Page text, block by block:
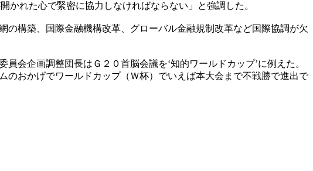
かれた心で緊密に協力しなければならない」と強調した。
の構築、国際金融機構改革、グローバル金融規制改革など国際協調が欠
会企画調整団長はＧ２０首脳会議を‘知的ワールドカップ’に例えた。
おかげでワールドカップ（Ｗ杯）でいえば本大会まで不戦勝で進出で